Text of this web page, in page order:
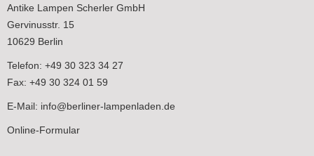
Antike Lampen Scherler GmbH
Gervinusstr. 15
10629 Berlin
Telefon: +49 30 323 34 27
Fax: +49 30 324 01 59
E-Mail: info@berliner-lampenladen.de
Online-Formular